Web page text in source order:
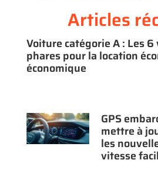
Articles
Voiture catégorie A : Les
phares pour la location
économique
GPS
mettre à
les
vitesse